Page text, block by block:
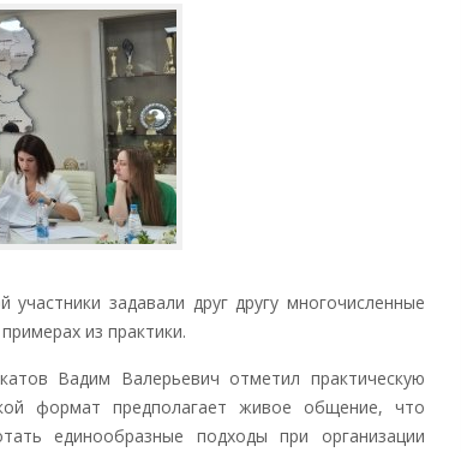
задавали друг другу многочисленные
из практики.
Вадим Валерьевич отметил практическую
формат предполагает живое общение, что
единообразные подходы при организации